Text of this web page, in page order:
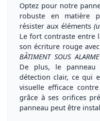
Optez pour notre
robuste en matière
résister aux éléments
Lefort contraste entre
son écriture rouge
BÂTIMENT SOUS
De plus, le
détection clair, ce qui
visuelle efficace
grâce à ses orifices
panneau peut être